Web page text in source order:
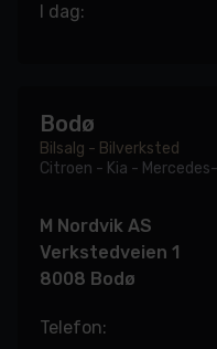
I dag:
Bodø
Bilsalg - Bilverksted
Citroen - Kia -
M Nordvik AS
Verkstedveien 1
8008 Bodø
Telefon: